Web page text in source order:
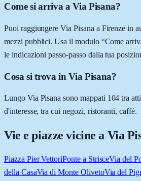
Come si arriva a Via Pisana?
Puoi raggiungere Via Pisana a Firenze in
mezzi pubblici. Usa il modulo “Come
le indicazioni passo-passo dalla tua
Cosa si trova in Via Pisana?
Lungo Via Pisana sono mappati 104 tra
d'interesse, tra cui negozi, ristoranti, caffè.
Vie e piazze vicine a Via
Piazza Pier VettoriPonte a StrisceVia del
della CasaVia di Monte OlivetoVia del